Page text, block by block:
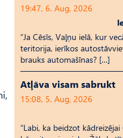
19:47, 6. Aug, 2026
“Ja Cēsīs, Vaļņu ielā, kur
teritorija, ierīkos
brauks automašīnas? […]
Atļāva visam sabrukt
15:08, 5. Aug, 2026
“Labi, ka beidzot